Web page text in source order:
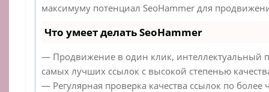
максимуму потенциал SeoHammer для
Что умеет делать SeoHammer
— Продвижение в один клик, интеллектуальный
самых лучших ссылок с высокой степенью
— Регулярная проверка качества ссылок по более